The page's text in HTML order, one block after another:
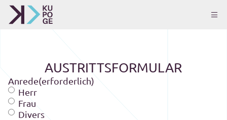
AUSTRITTSFORMULAR
Anrede(erforderlich)
Herr
Frau
Divers